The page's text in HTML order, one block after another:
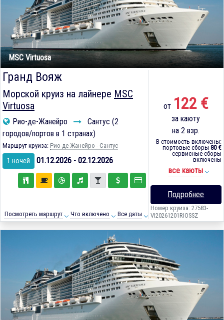
MSC Virtuosa
Гранд Вояж
Морской круиз на лайнере MSC
Virtuosa
Рио-де-Жанейро
Сантус (2
городов/портов в 1 странах)
Маршрут круиза: Рио-де-Жанейро - Сантус
1 ночей 01.12.2026 - 02.12.2026
Посмотреть маршрут Что включено Все даты
от 122 €
за каюту
на 2 взр.
В стоимость включены:
портовые сборы 80 €
сервисные сборы
включены
все каюты
Подробнее
Номер круиза: 27583-
VI20261201RIOSSZ